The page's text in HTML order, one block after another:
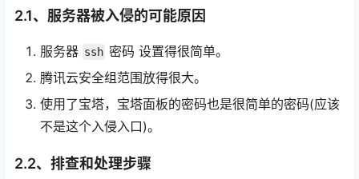
2.1、服务器被入侵的可能原因
服务器 ssh 密码 设置得很简单。
腾讯云安全组范围放得很大。
使用了宝塔，宝塔面板的密码也是很简单的密码(应该
不是这个入侵入口)。
2.2、排查和处理步骤